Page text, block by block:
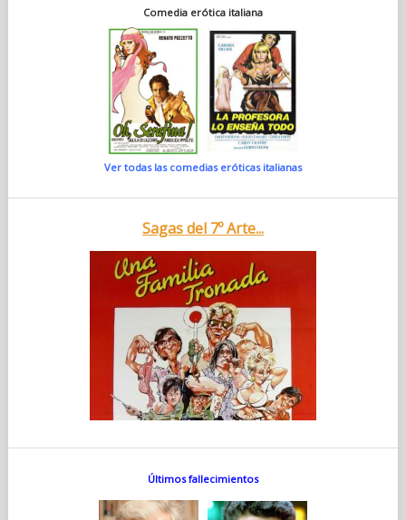
Comedia erótica italiana
Ver todas las comedias eróticas italianas
Sagas del 7º Arte...
Últimos fallecimientos